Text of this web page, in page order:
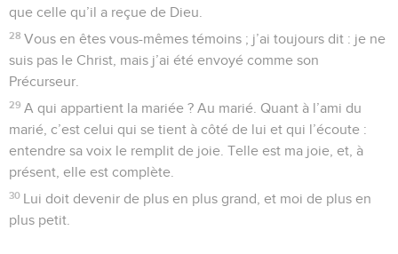
que celle qu’il a reçue de Dieu.
28 Vous en êtes vous-mêmes témoins ; j’ai toujours dit : je ne
suis pas le Christ, mais j’ai été envoyé comme son
Précurseur.
29 A qui appartient la mariée ? Au marié. Quant à l’ami du
marié, c’est celui qui se tient à côté de lui et qui l’écoute :
entendre sa voix le remplit de joie. Telle est ma joie, et, à
présent, elle est complète.
30 Lui doit devenir de plus en plus grand, et moi de plus en
plus petit.